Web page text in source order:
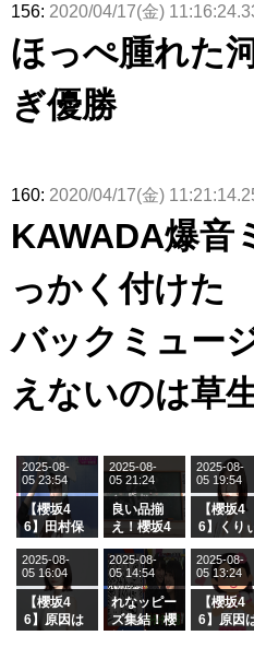
156: 2020/04/17(金)
ほっぺ腫れた
ぎ優勝
160: 2020/04/17(金)
KAWADA爆音
っかく付けた
バックミュー
えないのは草
【櫻坂4
6】田村保
ージを脱い
でいた理由
2025-08-
05 23:54
良い品揃
え！櫻坂4
グル『Mak
e or Brea
k』オフィ
シャルグッ
ズ絶賛販売
2025-08-
05 21:24
【櫻坂4
6】くり
の2人を手
玉に取る
沼晶保【
りぃむナ
タラ】
2025-08-
05 19:54
【櫻坂4
6】原因は
2025-08-
05 16:04
れなッピー
ズ集結！櫻
2025-08-
05 14:54
【櫻坂4
6】原因
2025-08-
05 13:24